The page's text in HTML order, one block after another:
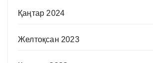
Қаңтар 2024
Желтоқсан 2023